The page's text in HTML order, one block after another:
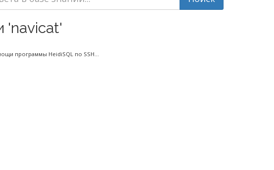
'navicat'
программы HeidiSQL по SSH...